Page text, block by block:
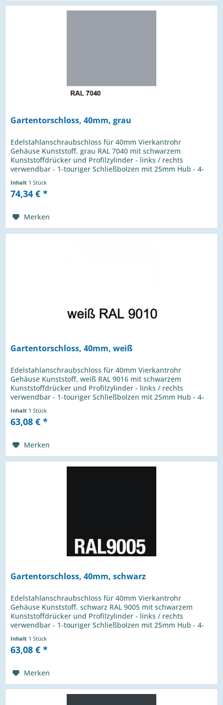
Gartentorschloss, 40mm, grau
Edelstahlanschraubschloss für 40mm Vierkantrohr
Gehäuse Kunststoff, grau RAL 7040 mit schwarzem
Kunststoffdrücker und Profilzylinder - links / rechts
verwendbar - 1-touriger Schließbolzen mit 25mm Hub - 4-
Inhalt 1 Stück
74,34 € *
Merken
Gartentorschloss, 40mm, weiß
Edelstahlanschraubschloss für 40mm Vierkantrohr
Gehäuse Kunststoff, weiß RAL 9016 mit schwarzem
Kunststoffdrücker und Profilzylinder - links / rechts
verwendbar - 1-touriger Schließbolzen mit 25mm Hub - 4-
Inhalt 1 Stück
63,08 € *
Merken
Gartentorschloss, 40mm, schwarz
Edelstahlanschraubschloss für 40mm Vierkantrohr
Gehäuse Kunststoff, schwarz RAL 9005 mit schwarzem
Kunststoffdrücker und Profilzylinder - links / rechts
verwendbar - 1-touriger Schließbolzen mit 25mm Hub - 4-
Inhalt 1 Stück
63,08 € *
Merken